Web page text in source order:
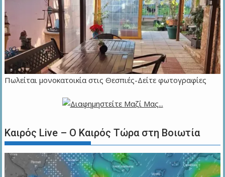
Πωλείται μονοκατοικία στις Θεσπιές-Δείτε φωτογραφίες
Καιρός Live – Ο Καιρός Τώρα στη Βοιωτία